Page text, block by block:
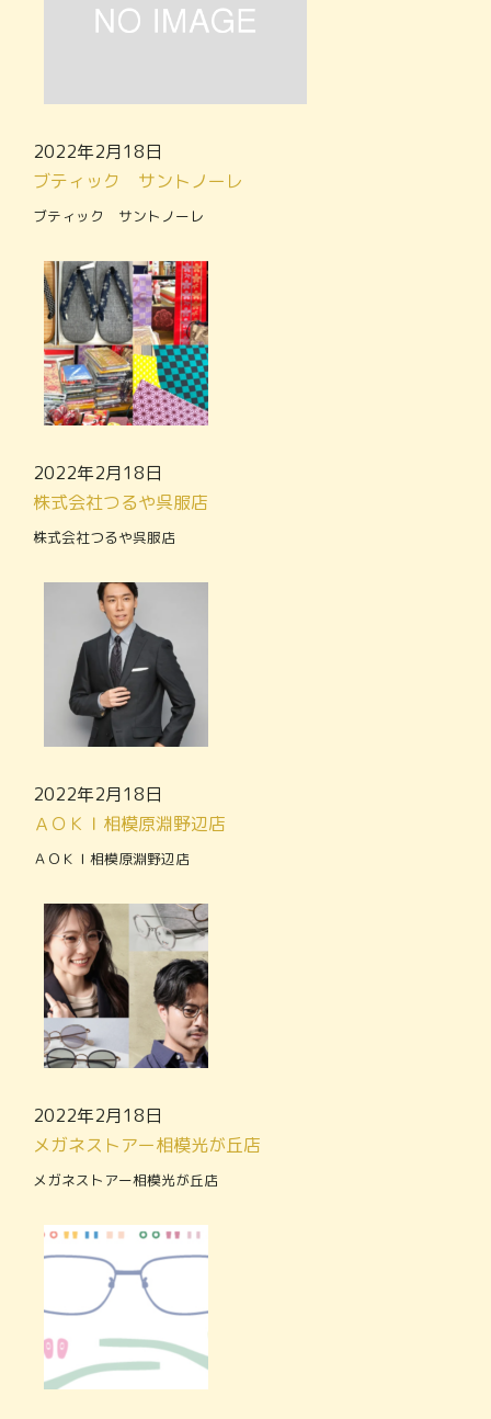
2022年2月18日
ブティック サントノーレ
ブティック サントノーレ
2022年2月18日
株式会社つるや呉服店
株式会社つるや呉服店
2022年2月18日
ＡＯＫＩ相模原淵野辺店
ＡＯＫＩ相模原淵野辺店
2022年2月18日
メガネストアー相模光が丘店
メガネストアー相模光が丘店